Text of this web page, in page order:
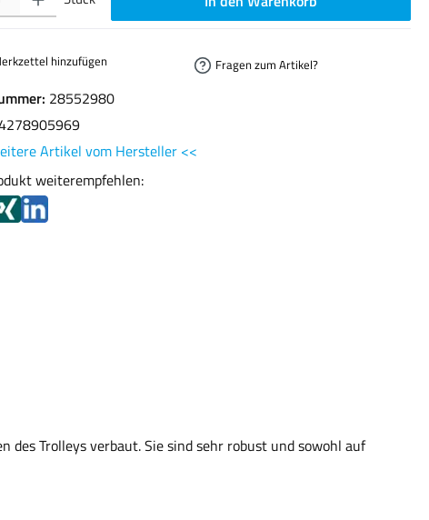
hinzufügen Fragen zum Artikel?
28552980
Artikel vom Hersteller <<
weiterempfehlen:
des Trolleys verbaut. Sie sind sehr robust und sowohl auf